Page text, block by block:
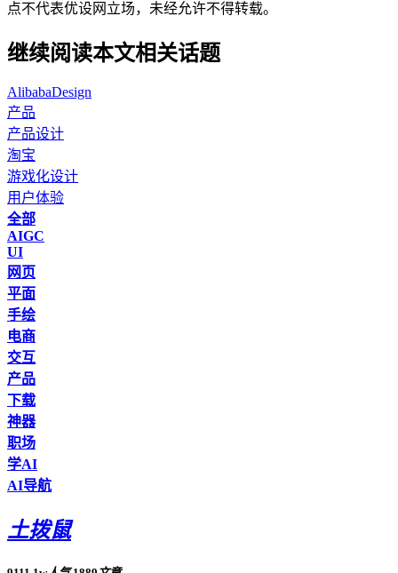
点不代表优设网立场， 未经允许不得转载。
继续阅读本文相关话题
AlibabaDesign
产品
产品设计
淘宝
游戏化设计
用户体验
全部
AIGC
UI
网页
平面
手绘
电商
交互
产品
下载
神器
职场
学AI
AI导航
土拨鼠